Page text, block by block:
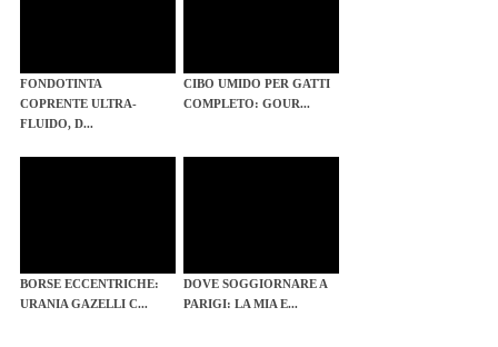
FONDOTINTA
COPRENTE ULTRA-
FLUIDO, D...
CIBO UMIDO PER GATTI
COMPLETO: GOUR...
BORSE ECCENTRICHE:
URANIA GAZELLI C...
DOVE SOGGIORNARE A
PARIGI: LA MIA E...